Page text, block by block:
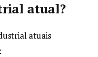
atual?
atuais